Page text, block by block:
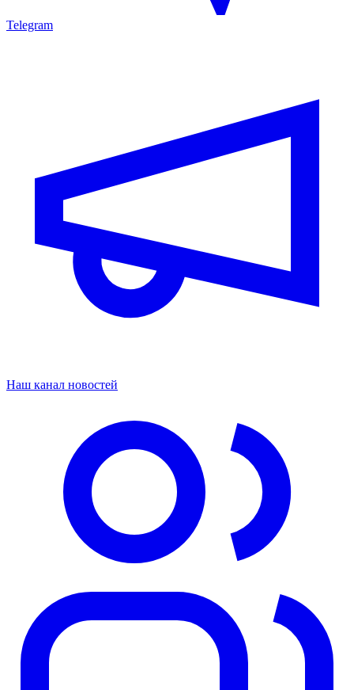
Telegram
Наш канал новостей